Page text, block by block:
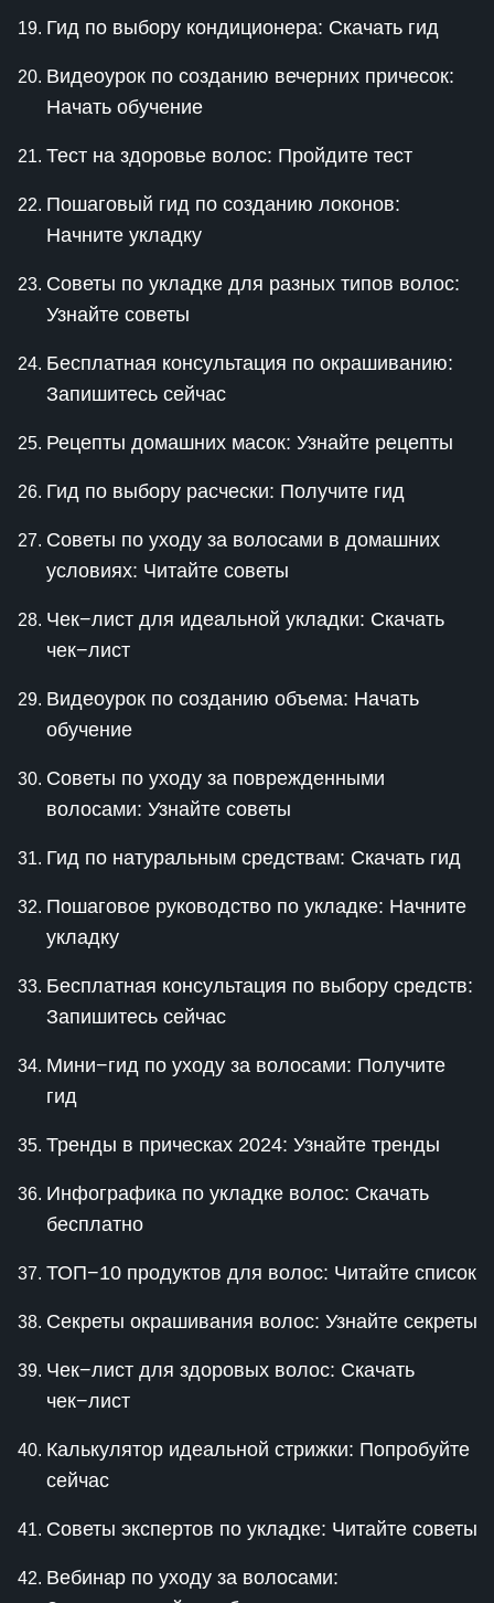
Гид по выбору кондиционера: Скачать гид
Видеоурок по созданию вечерних причесок:
Начать обучение
Тест на здоровье волос: Пройдите тест
Пошаговый гид по созданию локонов:
Начните укладку
Советы по укладке для разных типов волос:
Узнайте советы
Бесплатная консультация по окрашиванию:
Запишитесь сейчас
Рецепты домашних масок: Узнайте рецепты
Гид по выбору расчески: Получите гид
Советы по уходу за волосами в домашних
условиях: Читайте советы
Чек−лист для идеальной укладки: Скачать
чек−лист
Видеоурок по созданию объема: Начать
обучение
Советы по уходу за поврежденными
волосами: Узнайте советы
Гид по натуральным средствам: Скачать гид
Пошаговое руководство по укладке: Начните
укладку
Бесплатная консультация по выбору средств:
Запишитесь сейчас
Мини−гид по уходу за волосами: Получите
гид
Тренды в прическах 2024: Узнайте тренды
Инфографика по укладке волос: Скачать
бесплатно
ТОП−10 продуктов для волос: Читайте список
Секреты окрашивания волос: Узнайте секреты
Чек−лист для здоровых волос: Скачать
чек−лист
Калькулятор идеальной стрижки: Попробуйте
сейчас
Советы экспертов по укладке: Читайте советы
Вебинар по уходу за волосами: